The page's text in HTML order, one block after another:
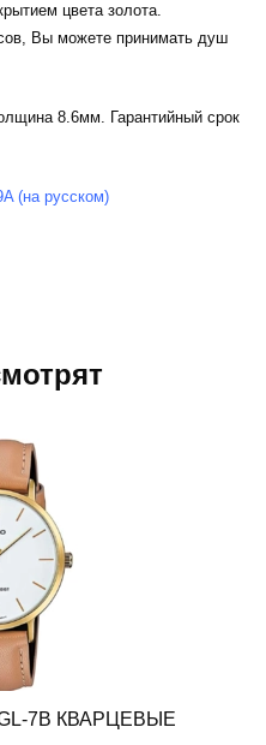
цвета золота.
Вы можете принимать душ
8.6мм. Гарантийный срок
(на русском)
7B КВАРЦЕВЫЕ